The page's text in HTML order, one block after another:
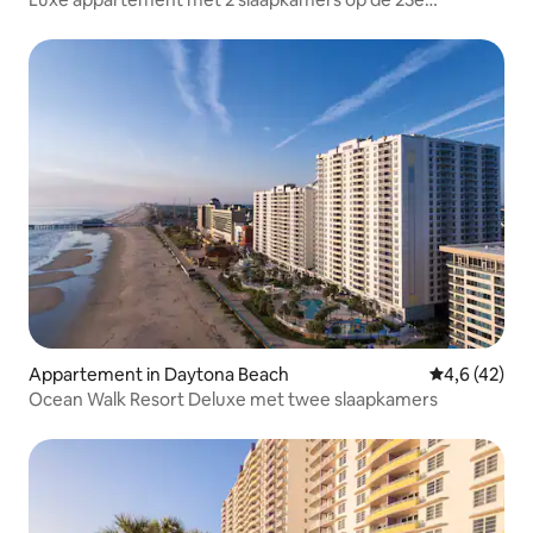
terrein. Sommige
voorzieningen/activiteiten zijn
seizoensgebonden en beschikbaar
tegen een toeslag. Dagelijkse
schoonmaak is niet inbegrepen en kan
tegen betaling worden toegevoegd.
Appartement in Daytona Beach
4,6 (42)
Ocean Walk Resort Deluxe met twee slaapkamers